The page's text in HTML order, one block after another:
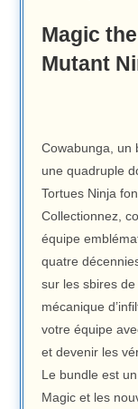
Magic
Mutant
Cowabunga, un
une quadruple
Tortues Ninja
Collectionnez,
équipe
quatre
sur les sbires
mécanique
votre équipe
et devenir les
Le bundle est
Magic et les